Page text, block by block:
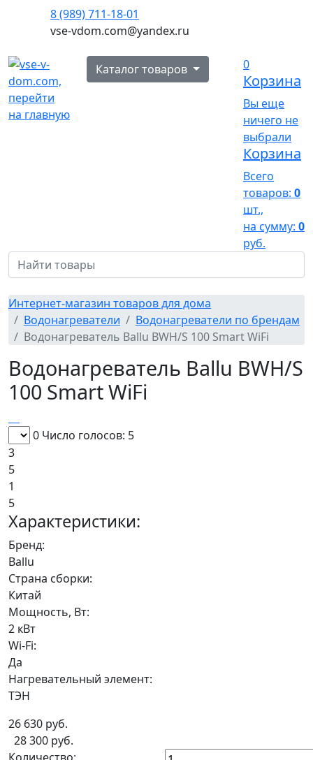
8 (989) 711-18-01
vse-vdom.com@yandex.ru
Каталог товаров 0
Корзина
Вы еще
ничего не
выбрали
Корзина
Всего
товаров: 0
шт.,
на сумму: 0
руб.
Интернет-магазин товаров для дома
Водонагреватели
Водонагреватели по брендам
Водонагреватель Ballu BWH/S 100 Smart WiFi
Водонагреватель Ballu BWH/S
100 Smart WiFi
0 Число голосов: 5
3
5
1
5
Характеристики:
Бренд:
Ballu
Страна сборки:
Китай
Мощность, Вт:
2 кВт
Wi-Fi:
Да
Нагревательный элемент:
ТЭН
26 630 руб.
28 300 руб.